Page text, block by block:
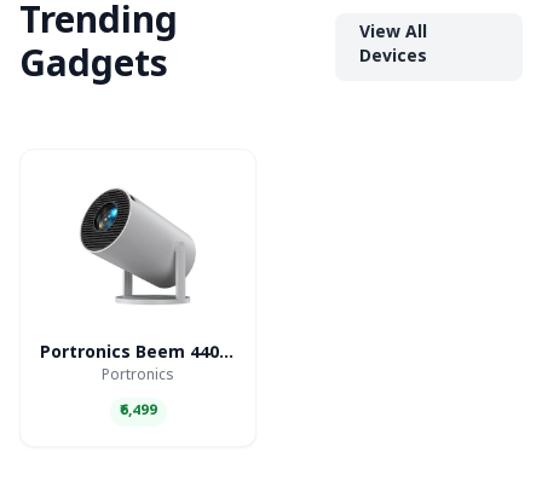
Trending
Gadgets
View All
Devices
Portronics Beem 440 Smart LED Projector
Portronics
₹6,499